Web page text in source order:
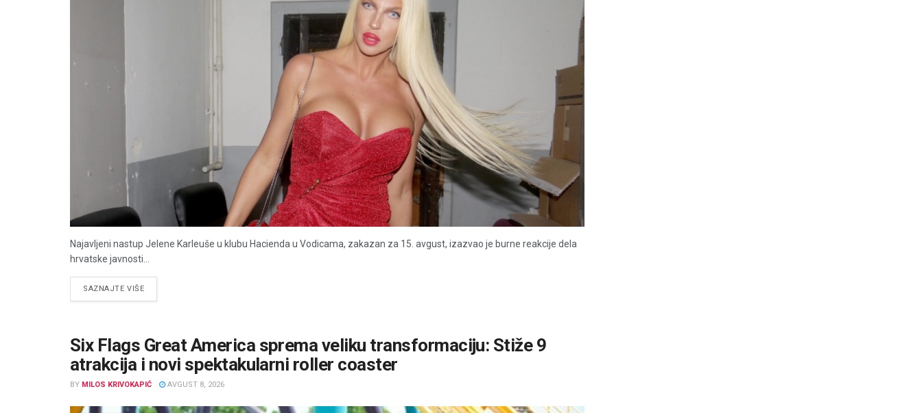
Najavljeni nastup Jelene Karleuše u klubu Hacienda u Vodicama, zakazan za 15. avgust, izazvao je burne reakcije dela
hrvatske javnosti...
SAZNAJTE VIŠEDETAILS
Six Flags Great America sprema veliku transformaciju: Stiže 9
atrakcija i novi spektakularni roller coaster
BY MILOS KRIVOKAPIĆ AVGUST 8, 2026